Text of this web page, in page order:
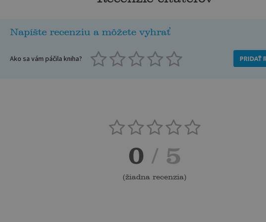
Napíšte recenziu a môžete vyhrať
Ako sa vám páčila kniha? PRIDAŤ
0 / 5
(žiadna recenzia)